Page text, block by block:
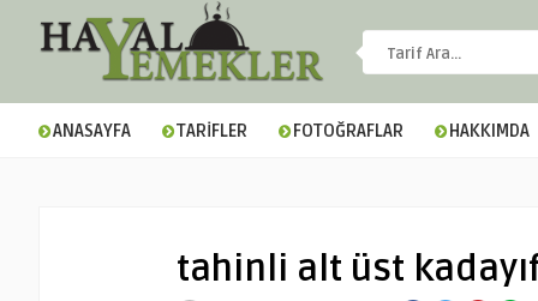
ANASAYFA TARİFLER FOTOĞRAFLAR HAKKIMDA
tahinli alt üst